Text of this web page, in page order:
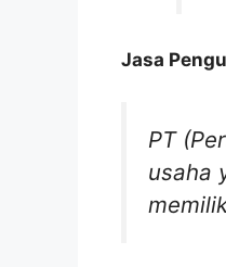
Jasa
PT
usaha